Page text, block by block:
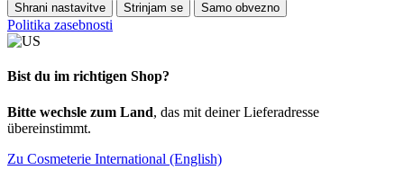
Shrani nastavitve Strinjam se Samo obvezno
Politika zasebnosti
Bist du im richtigen Shop?
Bitte wechsle zum Land, das mit deiner Lieferadresse
übereinstimmt.
Zu Cosmeterie International (English)